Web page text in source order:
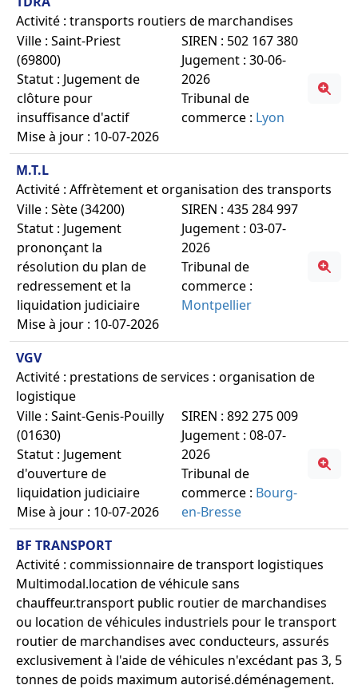
Activité : transports routiers de marchandises
Ville : Saint-Priest
(69800)
Statut : Jugement de
clôture pour
insuffisance d'actif
Mise à jour : 10-07-2026
SIREN : 502 167 380
Jugement : 30-06-
2026
Tribunal de
commerce : Lyon
M.T.L
Activité : Affrètement et organisation des transports
Ville : Sète (34200)
Statut : Jugement
prononçant la
résolution du plan de
redressement et la
liquidation judiciaire
Mise à jour : 10-07-2026
SIREN : 435 284 997
Jugement : 03-07-
2026
Tribunal de
commerce :
Montpellier
VGV
Activité : prestations de services : organisation de
logistique
Ville : Saint-Genis-Pouilly
(01630)
Statut : Jugement
d'ouverture de
liquidation judiciaire
Mise à jour : 10-07-2026
SIREN : 892 275 009
Jugement : 08-07-
2026
Tribunal de
commerce : Bourg-
en-Bresse
BF TRANSPORT
Activité : commissionnaire de transport logistiques
Multimodal.location de véhicule sans
chauffeur.transport public routier de marchandises
ou location de véhicules industriels pour le transport
routier de marchandises avec conducteurs, assurés
exclusivement à l'aide de véhicules n'excédant pas 3, 5
tonnes de poids maximum autorisé.déménagement.